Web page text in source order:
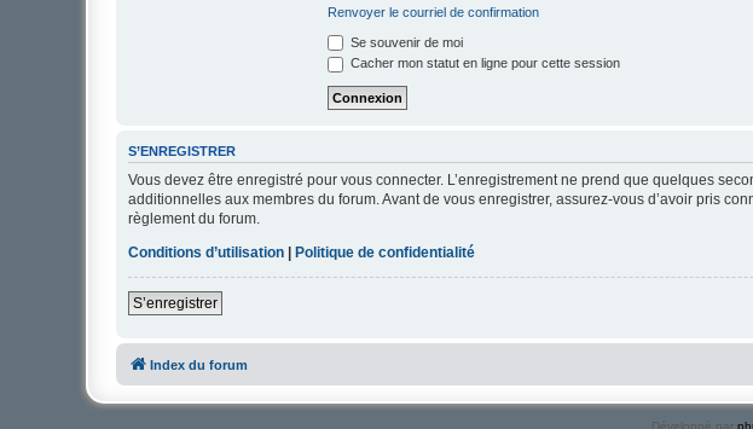
Renvoyer le courriel de confirmation
Se souvenir de moi
Cacher mon statut en ligne pour cette session
S’ENREGISTRER
Vous devez être enregistré pour vous connecter. L’enregistrement ne prend que quelques
additionnelles aux membres du forum. Avant de vous enregistrer, assurez-vous d’avoir pris
règlement du forum.
Conditions d’utilisation | Politique de confidentialité
S’enregistrer
Index du forum
Développé par